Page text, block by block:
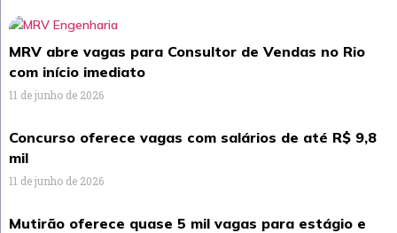
MRV abre vagas para Consultor de Vendas no Rio
com início imediato
11 de junho de 2026
Concurso oferece vagas com salários de até R$ 9,8
mil
11 de junho de 2026
Mutirão oferece quase 5 mil vagas para estágio e